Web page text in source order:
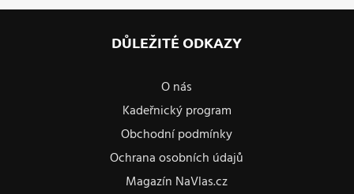
DŮLEŽITÉ ODKAZY
O nás
Kadeřnický program
Obchodní podmínky
Ochrana osobních údajů
Magazín NaVlas.cz